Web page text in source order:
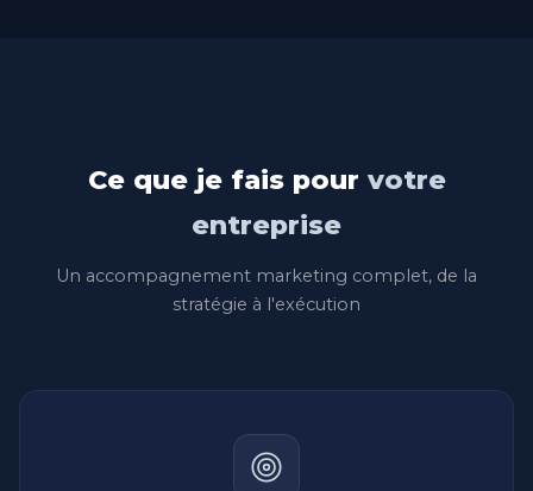
Ce que je fais pour votre
entreprise
Un accompagnement marketing complet, de la
stratégie à l'exécution